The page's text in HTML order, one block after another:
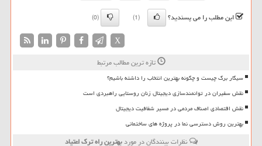
این مطلب را می پسندید؟
(1)
(0)
X
تازه ترین مطالب مرتبط
سیگار برگ چیست و چگونه بهترین انتخاب را داشته باشیم؟
نقش سفیران در توانمندسازی دیجیتال زنان روستایی راهبردی است
نقش اقتصادی اصناف مردمی در مسیر شفافیت دیجیتال
بهترین روش دسترسی نما در پروژه های ساختمانی
نظرات بینندگان در موردبهترین راه ترك اعتیاد